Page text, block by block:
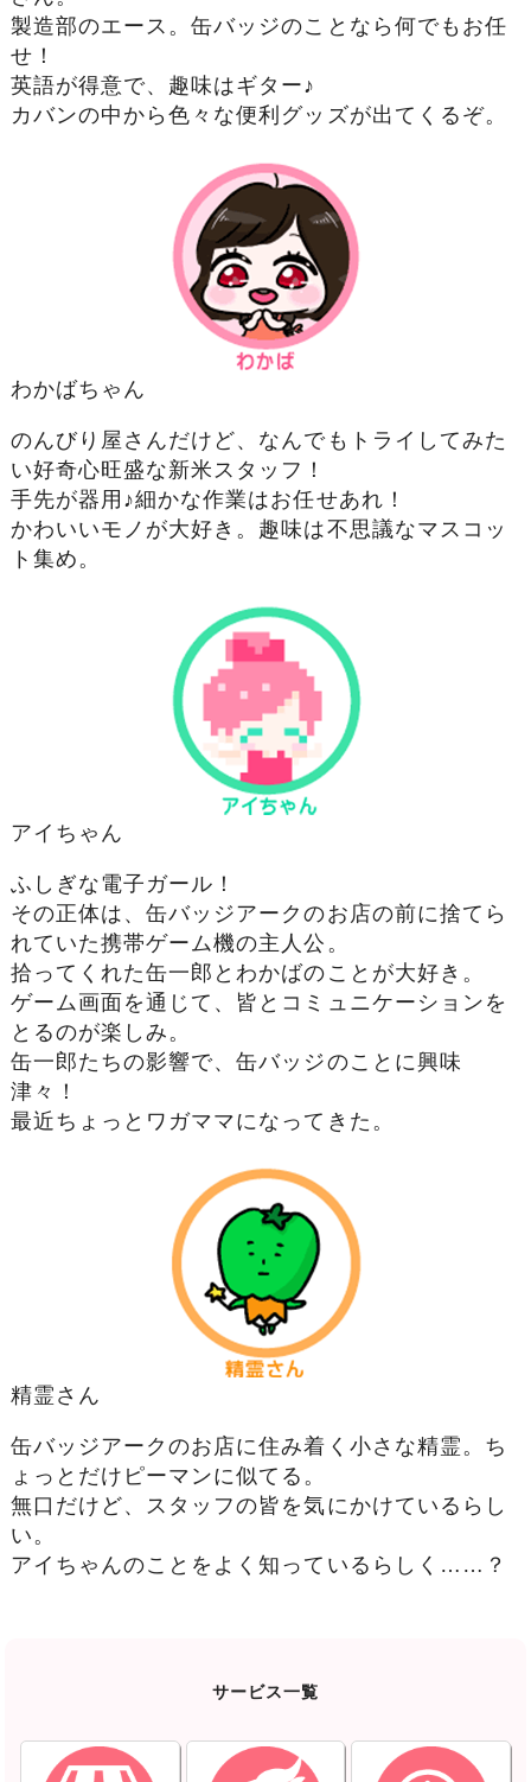
製造部のエース。缶バッジのことなら何でもお任
せ！
英語が得意で、趣味はギター♪
カバンの中から色々な便利グッズが出てくるぞ。
わかばちゃん
のんびり屋さんだけど、なんでもトライしてみた
い好奇心旺盛な新米スタッフ！
手先が器用♪細かな作業はお任せあれ！
かわいいモノが大好き。趣味は不思議なマスコッ
ト集め。
アイちゃん
ふしぎな電子ガール！
その正体は、缶バッジアークのお店の前に捨てら
れていた携帯ゲーム機の主人公。
拾ってくれた缶一郎とわかばのことが大好き。
ゲーム画面を通じて、皆とコミュニケーションを
とるのが楽しみ。
缶一郎たちの影響で、缶バッジのことに興味
津々！
最近ちょっとワガママになってきた。
精霊さん
缶バッジアークのお店に住み着く小さな精霊。ち
ょっとだけピーマンに似てる。
無口だけど、スタッフの皆を気にかけているらし
い。
アイちゃんのことをよく知っているらしく……？
サービス一覧